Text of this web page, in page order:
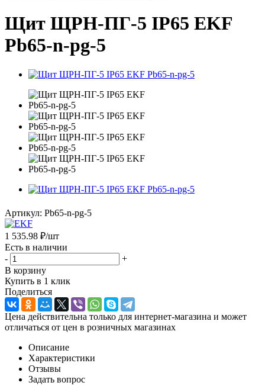
Щит ЩРН-ПГ-5 IP65 EKF
Pb65-n-pg-5
Артикул: Pb65-n-pg-5
1 535.98 ₽/шт
Есть в наличии
-
+
В корзину
Купить в 1 клик
Поделиться
Цена действительна только для интернет-магазина и может
отличаться от цен в розничных магазинах
Описание
Характеристики
Отзывы
Задать вопрос